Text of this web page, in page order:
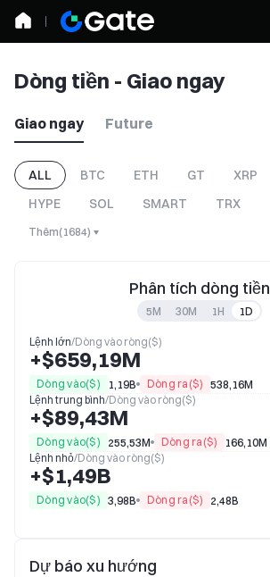
Dòng tiền - Giao ngay
Giao ngay Future
ALL BTC ETH GT XRP
HYPE
SOL SMART TRX
Thêm(1684)
Phân tích dòng tiền
5M 30M 1H 1D
Lệnh lớn/Dòng vào ròng($)
+$659,19M
Dòng vào($) 1,19B Dòng ra($)
538,16M
Lệnh trung bình/Dòng vào ròng($)
+$89,43M
Dòng vào($) 255,53M Dòng ra($)
166,10M
Lệnh nhỏ/Dòng vào ròng($)
+$1,49B
Dòng vào($) 3,98B Dòng ra($) 2,48B
Dự báo xu hướng